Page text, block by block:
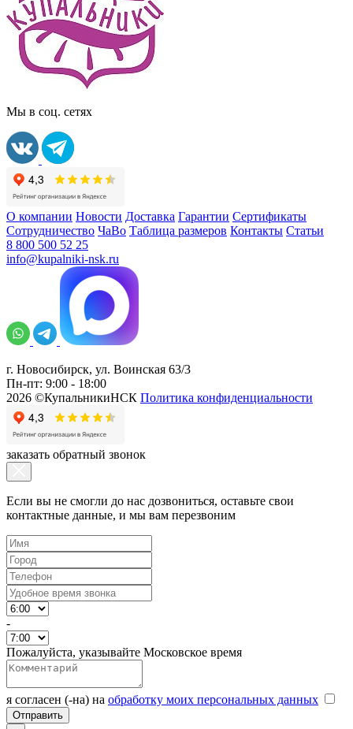
Мы в соц. сетях
О компании Новости Доставка Гарантии Сертификаты
Сотрудничество ЧаВо Таблица размеров Контакты Статьи
8 800 500 52 25
info@kupalniki-nsk.ru
г. Новосибирск, ул. Воинская 63/3
Пн-пт: 9:00 - 18:00
2026 ©КупальникиНСК Политика конфиденциальности
заказать обратный звонок
Если вы не смогли до нас дозвониться, оставьте свои
контактные данные, и мы вам перезвоним
-
Пожалуйста, указывайте Московское время
я согласен (-на) на обработку моих персональных данных